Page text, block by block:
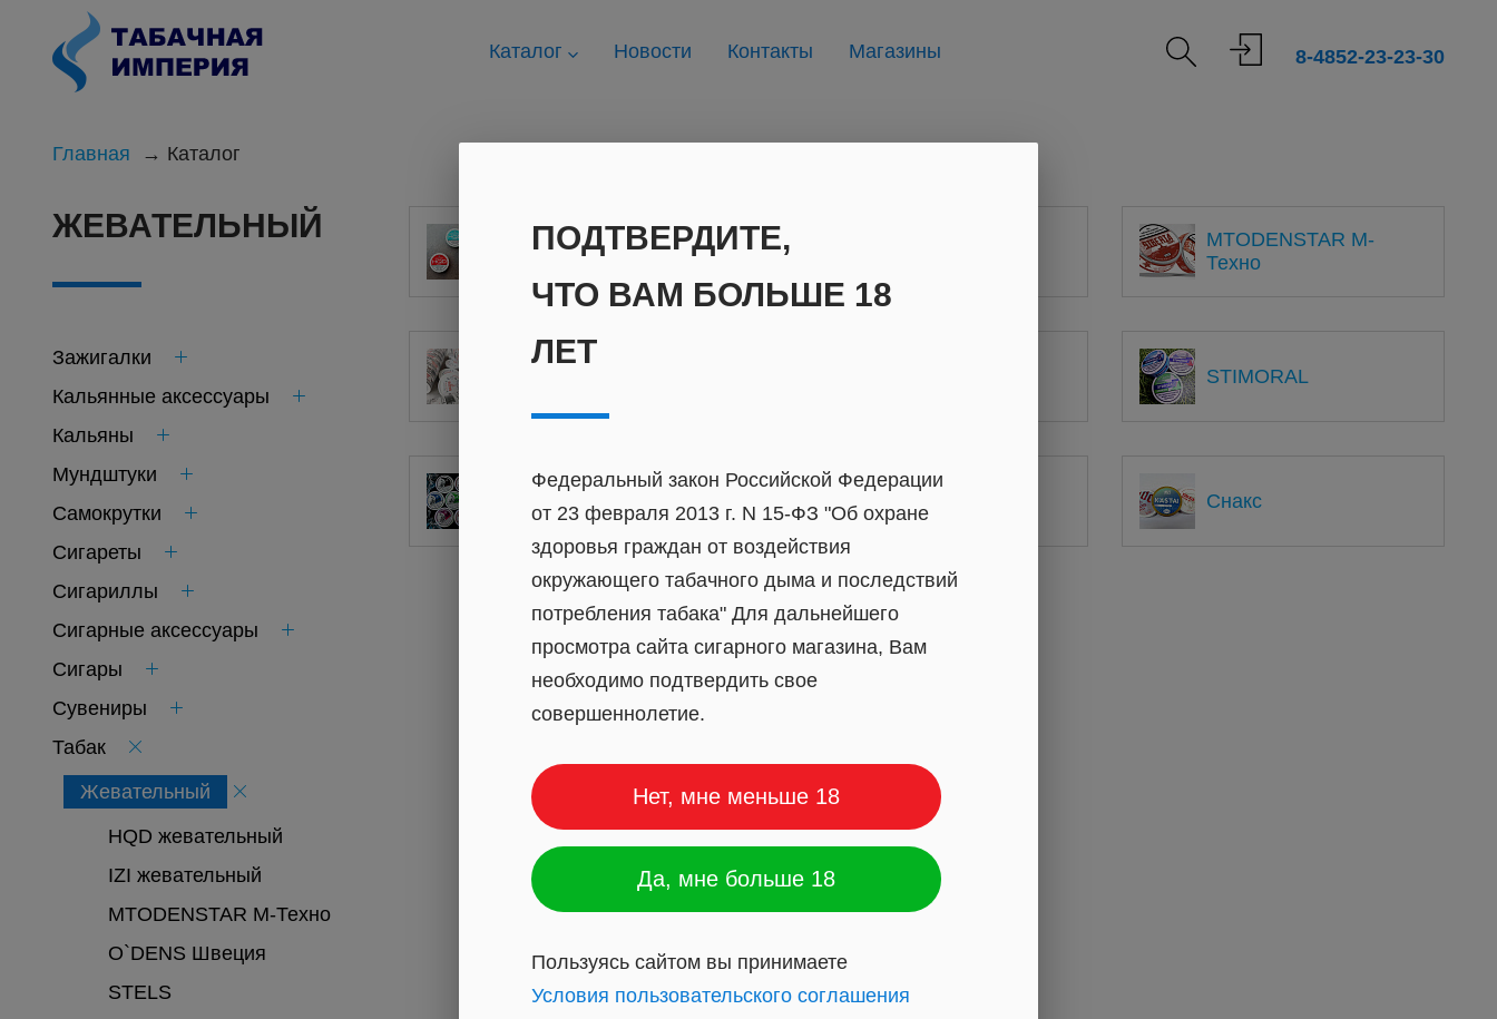
Каталог Новости Контакты Магазины 8-4852-23-23-30
Главная Каталог
ЖЕВАТЕЛЬНЫЙ
Зажигалки
Кальянные аксессуары
Кальяны
Мундштуки
Самокрутки
Сигареты
Сигариллы
Сигарные аксессуары
Сигары
Сувениры
Табак
Жевательный
HQD жевательный
IZI жевательный
MTODENSTAR М-Техно
O`DENS Швеция
STELS
HQD жевательный
MTODENSTAR М-
Техно
STIMORAL
Корвус Снакс
ПОДТВЕРДИТЕ,
ЧТО ВАМ БОЛЬШЕ 18
ЛЕТ
Федеральный закон Российской Федерации
от 23 февраля 2013 г. N 15-ФЗ "Об охране
здоровья граждан от воздействия
окружающего табачного дыма и последствий
потребления табака" Для дальнейшего
просмотра сайта сигарного магазина, Вам
необходимо подтвердить свое
совершеннолетие.
Нет, мне меньше 18
Да, мне больше 18
Пользуясь сайтом вы принимаете
Условия пользовательского соглашения